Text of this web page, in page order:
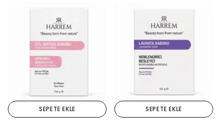
SEPETE EKLE SEPETE EKLE